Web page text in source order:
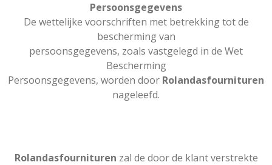
Persoonsgegevens
De wettelijke voorschriften met betrekking tot de
bescherming van
persoonsgegevens, zoals vastgelegd in de Wet
Bescherming
Persoonsgegevens, worden door Rolandasfournituren
nageleefd.
Rolandasfournituren zal de door de klant verstrekte